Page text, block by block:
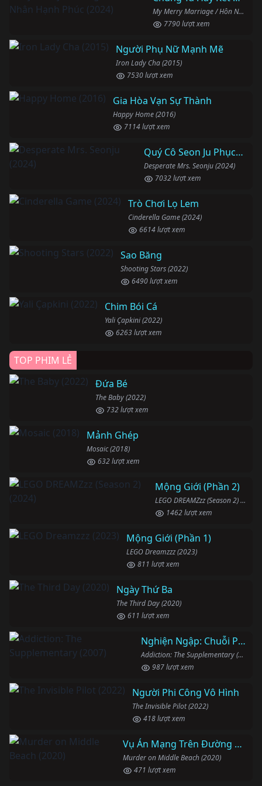
My Merry Marriage / Hôn Nhân Hạnh Phúc (2024)
7790 lượt xem
Người Phụ Nữ Mạnh Mẽ
Iron Lady Cha (2015)
7530 lượt xem
Gia Hòa Vạn Sự Thành
Happy Home (2016)
7114 lượt xem
Quý Cô Seon Ju Phục Thù
Desperate Mrs. Seonju (2024)
7032 lượt xem
Trò Chơi Lọ Lem
Cinderella Game (2024)
6614 lượt xem
Sao Băng
Shooting Stars (2022)
6490 lượt xem
Chim Bói Cá
Yali Çapkini (2022)
6263 lượt xem
TOP PHIM LẺ
Đứa Bé
The Baby (2022)
732 lượt xem
Mảnh Ghép
Mosaic (2018)
632 lượt xem
Mộng Giới (Phần 2)
LEGO DREAMZzz (Season 2) (2024)
1462 lượt xem
Mộng Giới (Phần 1)
LEGO Dreamzzz (2023)
811 lượt xem
Ngày Thứ Ba
The Third Day (2020)
611 lượt xem
Nghiện Ngập: Chuỗi Phim Bổ Trợ
Addiction: The Supplementary (2007)
987 lượt xem
Người Phi Công Vô Hình
The Invisible Pilot (2022)
418 lượt xem
Vụ Án Mạng Trên Đường Middle Beach
Murder on Middle Beach (2020)
471 lượt xem